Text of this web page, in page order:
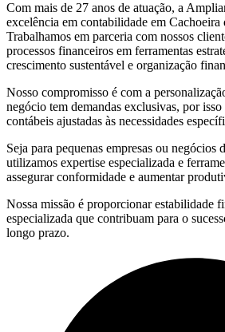
Com mais de 27 anos de atuação, a
excelência em contabilidade em
Trabalhamos em parceria com nossos
processos financeiros em ferramentas
crescimento sustentável e organização
Nosso compromisso é com a
negócio tem demandas exclusivas, por
contábeis ajustadas às necessidades
Seja para pequenas empresas ou negócios
utilizamos expertise especializada e
assegurar conformidade e aumentar
Nossa missão é proporcionar estabilidade
especializada que contribuam para o
longo prazo.